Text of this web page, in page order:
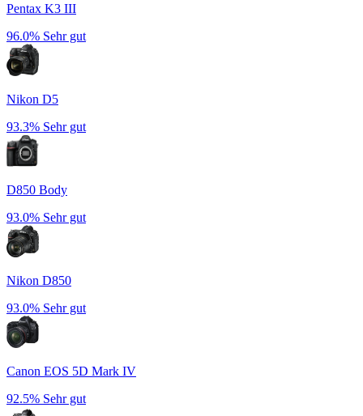
Pentax K3 III
96.0% Sehr gut
Nikon D5
93.3% Sehr gut
D850 Body
93.0% Sehr gut
Nikon D850
93.0% Sehr gut
Canon EOS 5D Mark IV
92.5% Sehr gut